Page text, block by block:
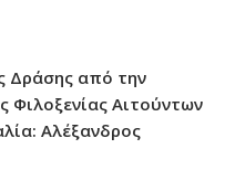
Δράσης από την
Φιλοξενίας Αιτούντων
Αλέξανδρος